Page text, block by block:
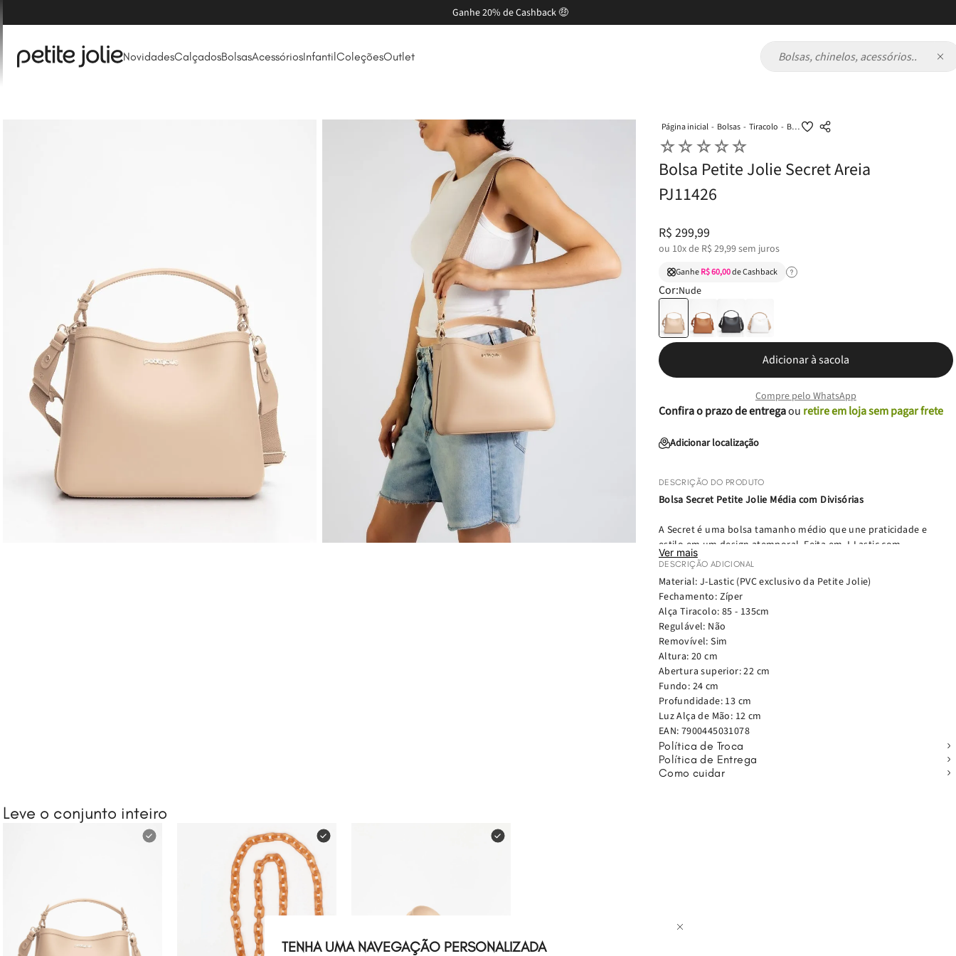
LOJA OFICIAL PETITE JOLIE
NovidadesCalçadosBolsasAcessóriosInfantilColeçõesOutlet
Bolsas, chinelos, acessórios...
TENHA UMA NAVEGAÇÃO PERSONALIZADA
Bolsas Tiracolo Bolsa Petite Jolie Secret Areia PJ11426
☆☆☆☆☆
Bolsa Petite Jolie Secret Areia
PJ11426
R$ 299,99
ou 10x de R$ 29,99sem juros
GanheR$ 60,00de Cashback
Cor:Nude
Adicionar à sacola
Compre pelo WhatsApp
Confira o prazo de entregaou retire em loja sem pagar frete
Adicionar localização
DESCRIÇÃO DO PRODUTO
Bolsa Secret Petite Jolie Média com Divisórias
A Secret é uma bolsa tamanho médio que une praticidade e
estilo em um design atemporal. Feita em J-Lastic com
acabamento fosco, ela possui shape estruturado, alça de mão e
uma alça tiracolo de gorgorão removível e ajustável, adaptando-
se a diferentes formas de uso.
O fechamento por lapela com botão ímã garante segurança e
fácil acesso, enquanto sua exclusiva divisória interna cria três
compartimentos espaçosos, ideais para manter a organização.
Versátil e funcional, a Secret é a escolha certa para quem busca
uma bolsa prática para a rotina.
Ver mais
DESCRIÇÃO ADICIONAL
Material: J-Lastic (PVC exclusivo da Petite Jolie)
Fechamento: Zíper
Alça Tiracolo: 85 - 135cm
Regulável: Não
Removível: Sim
Altura: 20 cm
Abertura superior: 22 cm
Fundo: 24 cm
Profundidade: 13 cm
Luz Alça de Mão: 12 cm
EAN: 7900445031078
Política de Troca
Política de Entrega
Como cuidar
Leve o conjunto inteiro